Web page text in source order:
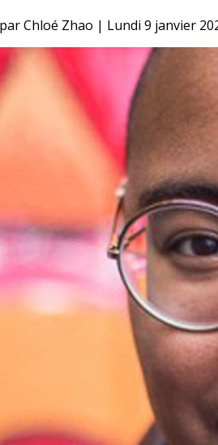
Chloé Zhao | Lundi 9 janvier